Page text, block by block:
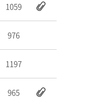
1059
976
1197
965